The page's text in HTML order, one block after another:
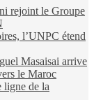
rejoint le Groupe
l’UNPC étend
Masaisai arrive
le Maroc
ligne de la